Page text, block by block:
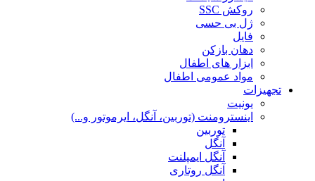
روکش SSC
ژل بی حسی
فایل
دهان بازکن
ابزار های اطفال
مواد عمومی اطفال
تجهیزات
یونیت
اینسترومنت (توربین، آنگل، ایرموتور و...)
توربین
آنگل
آنگل ایمپلنت
آنگل روتاری